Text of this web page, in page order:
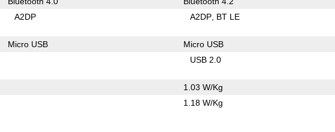
A2DP A2DP BT LE
Micro USB Micro USB
USB 2.0
1.03 W/Kg
1.18 W/Kg